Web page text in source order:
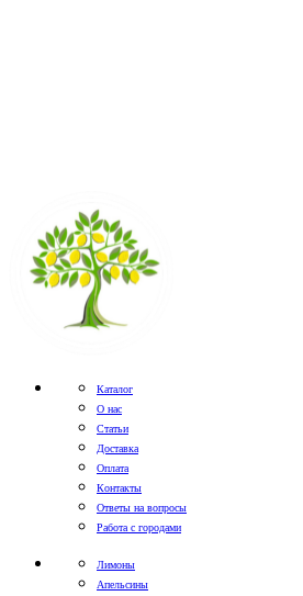
Каталог
О нас
Статьи
Доставка
Оплата
Контакты
Ответы на вопросы
Работа с городами
Лимоны
Апельсины